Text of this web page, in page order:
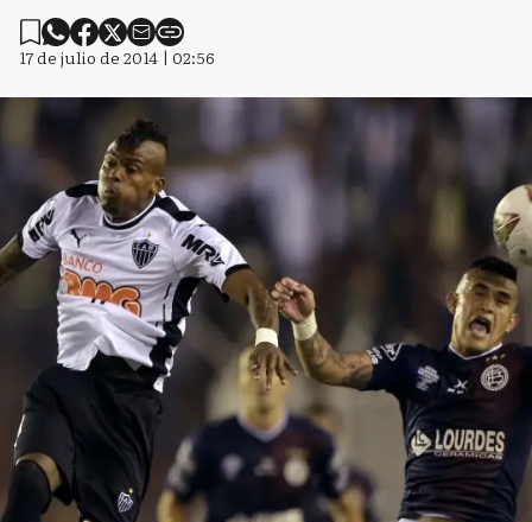
17 de julio de 2014 | 02:56